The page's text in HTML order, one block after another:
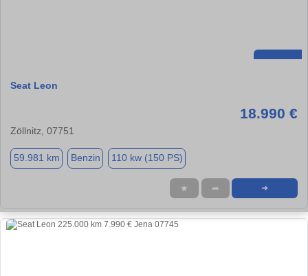
Seat Leon
18.990 €
Zöllnitz, 07751
59.981 km Benzin 110 kw (150 PS)
★ ➦ ➜